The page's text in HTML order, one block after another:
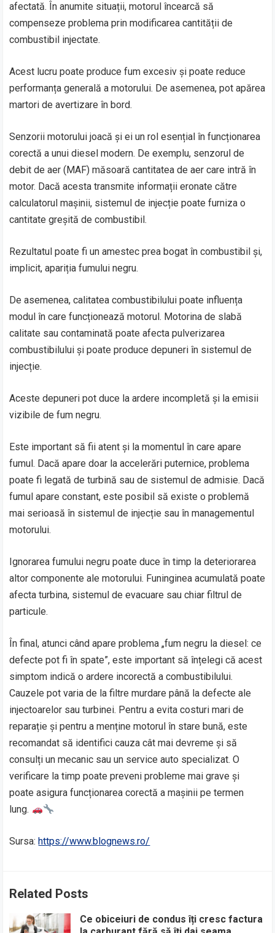
afectată. În anumite situații, motorul încearcă să
compenseze problema prin modificarea cantității de
combustibil injectate.
Acest lucru poate produce fum excesiv și poate reduce
performanța generală a motorului. De asemenea, pot apărea
martori de avertizare în bord.
Senzorii motorului joacă și ei un rol esențial în funcționarea
corectă a unui diesel modern. De exemplu, senzorul de
debit de aer (MAF) măsoară cantitatea de aer care intră în
motor. Dacă acesta transmite informații eronate către
calculatorul mașinii, sistemul de injecție poate furniza o
cantitate greșită de combustibil.
Rezultatul poate fi un amestec prea bogat în combustibil și,
implicit, apariția fumului negru.
De asemenea, calitatea combustibilului poate influența
modul în care funcționează motorul. Motorina de slabă
calitate sau contaminată poate afecta pulverizarea
combustibilului și poate produce depuneri în sistemul de
injecție.
Aceste depuneri pot duce la ardere incompletă și la emisii
vizibile de fum negru.
Este important să fii atent și la momentul în care apare
fumul. Dacă apare doar la accelerări puternice, problema
poate fi legată de turbină sau de sistemul de admisie. Dacă
fumul apare constant, este posibil să existe o problemă
mai serioasă în sistemul de injecție sau în managementul
motorului.
Ignorarea fumului negru poate duce în timp la deteriorarea
altor componente ale motorului. Funinginea acumulată poate
afecta turbina, sistemul de evacuare sau chiar filtrul de
particule.
În final, atunci când apare problema „fum negru la diesel: ce
defecte pot fi în spate”, este important să înțelegi că acest
simptom indică o ardere incorectă a combustibilului.
Cauzele pot varia de la filtre murdare până la defecte ale
injectoarelor sau turbinei. Pentru a evita costuri mari de
reparație și pentru a menține motorul în stare bună, este
recomandat să identifici cauza cât mai devreme și să
consulți un mecanic sau un service auto specializat. O
verificare la timp poate preveni probleme mai grave și
poate asigura funcționarea corectă a mașinii pe termen
lung.
Sursa:https://www.blognews.ro/
Related Posts
Ce obiceiuri de condus îți cresc factura